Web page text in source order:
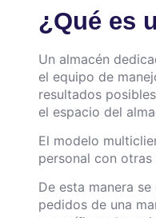
¿Qué es
Un almacén
el equipo de
resultados
el espacio del
El modelo
personal con otras
De esta manera
pedidos de una